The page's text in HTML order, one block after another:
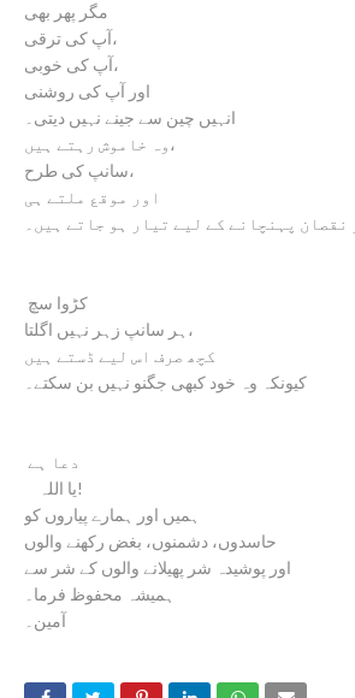
مگر پھر بھی
آپ کی ترقی،
آپ کی خوبی،
اور آپ کی روشنی
انہیں چین سے جینے نہیں دیتی۔
وہ خاموش رہتے ہیں،
سانپ کی طرح،
اور موقع ملتے ہی
نقصان پہنچانے کے لیے تیار ہو جاتے ہیں۔
کڑوا سچ
ہر سانپ زہر نہیں اگلتا،
کچھ صرف اس لیے ڈستے ہیں
کیونکہ وہ خود کبھی جگنو نہیں بن سکتے۔
دعا ہے
یا اللہ!
ہمیں اور ہمارے پیاروں کو
حاسدوں، دشمنوں، بغض رکھنے والوں
اور پوشیدہ شر پھیلانے والوں کے شر سے
ہمیشہ محفوظ فرما۔
آمین۔